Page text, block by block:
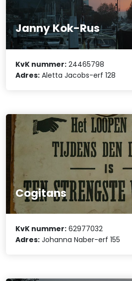
Janny Kok-Rus
KvK nummer: 24465798
Adres: Aletta Jacobs-erf 128
Cogitans
KvK nummer: 62977032
Adres: Johanna Naber-erf 155